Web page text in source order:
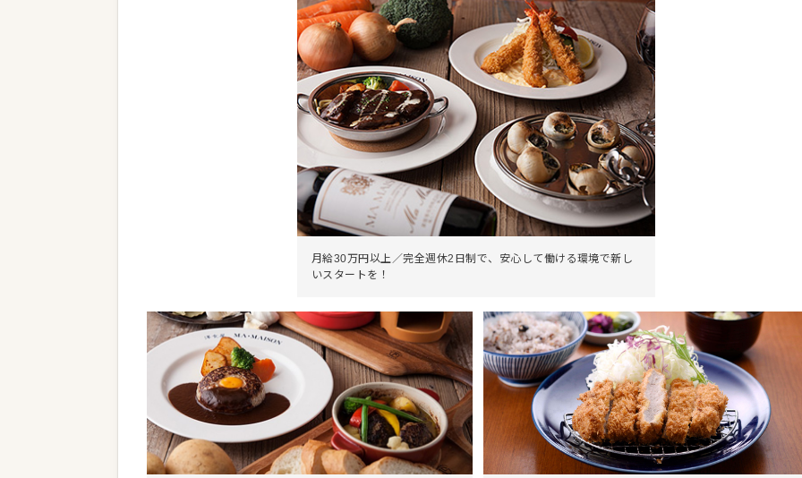
月給30万円以上／完全週休2日制で、安心して働ける環境で新し
いスタートを！